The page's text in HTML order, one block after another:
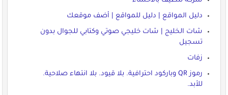
دليل المواقع | دليل للمواقع | أضف موقعك
شات الخليج | شات خليجي صوتي وكتابي للجوال بدون
تسجيل
زفات
رموز QR وباركود احترافية. بلا قيود. بلا انتهاء صلاحية.
للأبد.